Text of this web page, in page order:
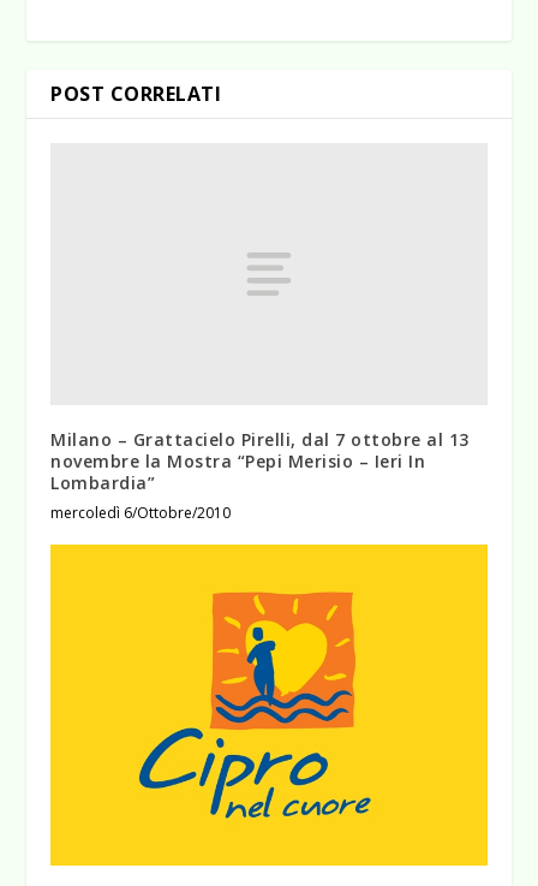
POST CORRELATI
Milano – Grattacielo Pirelli, dal 7 ottobre al 13
novembre la Mostra “Pepi Merisio – Ieri In
Lombardia”
mercoledì 6/Ottobre/2010